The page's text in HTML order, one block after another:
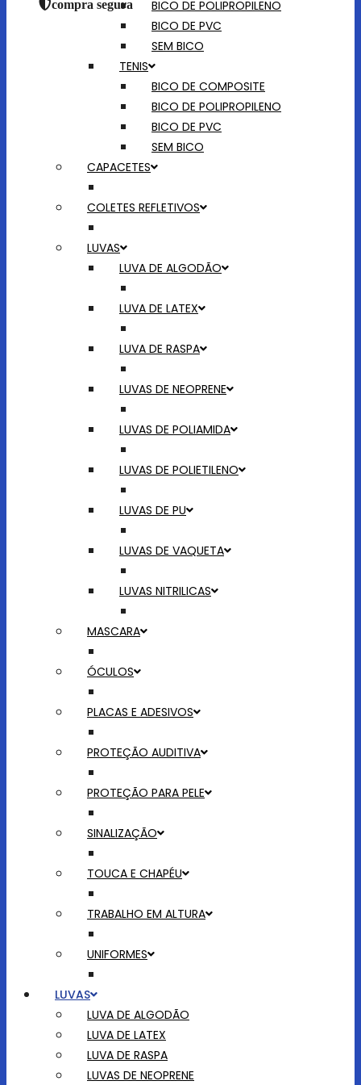
compra segura
BICO DE POLIPROPILENO
BICO DE PVC
SEM BICO
TENIS
BICO DE COMPOSITE
BICO DE POLIPROPILENO
BICO DE PVC
SEM BICO
CAPACETES
COLETES REFLETIVOS
LUVAS
LUVA DE ALGODÃO
LUVA DE LATEX
LUVA DE RASPA
LUVAS DE NEOPRENE
LUVAS DE POLIAMIDA
LUVAS DE POLIETILENO
LUVAS DE PU
LUVAS DE VAQUETA
LUVAS NITRILICAS
MASCARA
ÓCULOS
PLACAS E ADESIVOS
PROTEÇÃO AUDITIVA
PROTEÇÃO PARA PELE
SINALIZAÇÃO
TOUCA E CHAPÉU
TRABALHO EM ALTURA
UNIFORMES
LUVAS
LUVA DE ALGODÃO
LUVA DE LATEX
LUVA DE RASPA
LUVAS DE NEOPRENE